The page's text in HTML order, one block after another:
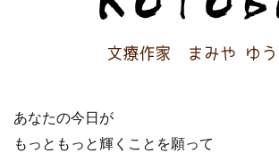
あなたの今日が
もっともっと輝くことを願って